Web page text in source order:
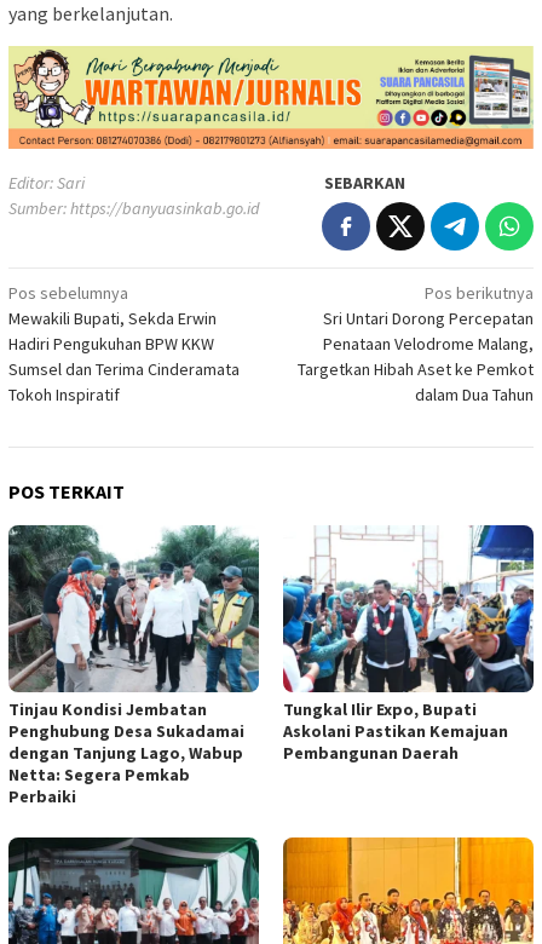
yang berkelanjutan.
Editor: Sari
Sumber:https://banyuasinkab.go.id
SEBARKAN
Navigasi
pos
Pos sebelumnya
Mewakili Bupati, Sekda Erwin
Hadiri Pengukuhan BPW KKW
Sumsel dan Terima Cinderamata
Tokoh Inspiratif
Pos berikutnya
Sri Untari Dorong Percepatan
Penataan Velodrome Malang,
Targetkan Hibah Aset ke Pemkot
dalam Dua Tahun
POS TERKAIT
Tinjau Kondisi Jembatan
Penghubung Desa Sukadamai
dengan Tanjung Lago, Wabup
Netta: Segera Pemkab
Perbaiki
Tungkal Ilir Expo, Bupati
Askolani Pastikan Kemajuan
Pembangunan Daerah